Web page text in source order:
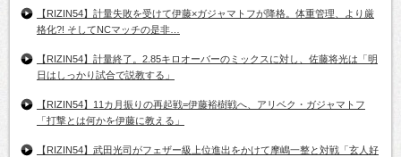
【RIZIN54】計量失敗を受けて伊藤×ガジャマトフが降格。体重管理、より厳
格化?! そしてNCマッチの是非…
【RIZIN54】計量終了。2.85キロオーバーのミックスに対し、佐藤将光は「明
日はしっかり試合で説教する」
【RIZIN54】11カ月振りの再起戦=伊藤裕樹戦へ、アリベク・ガジャマトフ
「打撃とは何かを伊藤に教える」
【RIZIN54】武田光司がフェザー級上位進出をかけて摩嶋一整と対戦「玄人好